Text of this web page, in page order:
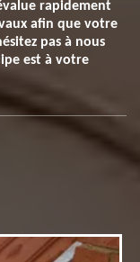
rapidement
afin que votre
pas à nous
est à votre